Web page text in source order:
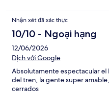
Nhận xét đã xác thực
10/10 - Ngoại hạng
12/06/2026
Dịch với Google
Absolutamente espectacular
del tren, la gente super
cerrados